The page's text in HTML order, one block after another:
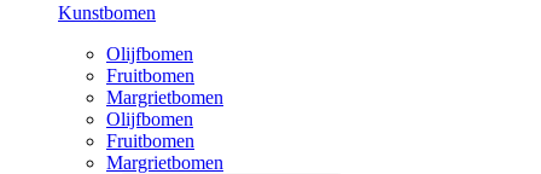
Kunstbomen
Olijfbomen
Fruitbomen
Margrietbomen
Olijfbomen
Fruitbomen
Margrietbomen